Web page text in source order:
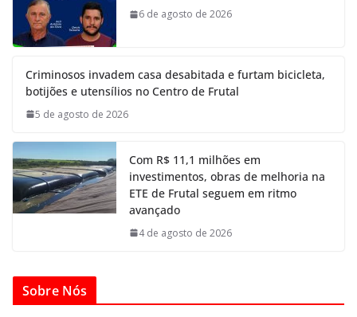
6 de agosto de 2026
Criminosos invadem casa desabitada e furtam bicicleta,
botijões e utensílios no Centro de Frutal
5 de agosto de 2026
Com R$ 11,1 milhões em
investimentos, obras de melhoria na
ETE de Frutal seguem em ritmo
avançado
4 de agosto de 2026
Sobre Nós